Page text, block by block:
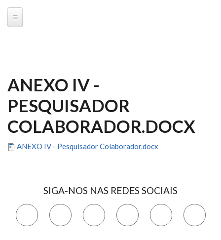
ANEXO IV -
PESQUISADOR
COLABORADOR.DOCX
ANEXO IV - Pesquisador Colaborador.docx
SIGA-NOS NAS REDES SOCIAIS